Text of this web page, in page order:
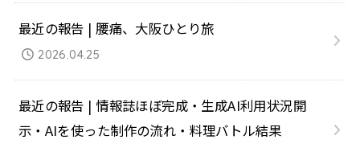
最近の報告 | 腰痛、大阪ひとり旅
2026.04.25
最近の報告 | 情報誌ほぼ完成・生成AI利用状況開
示・AIを使った制作の流れ・料理バトル結果